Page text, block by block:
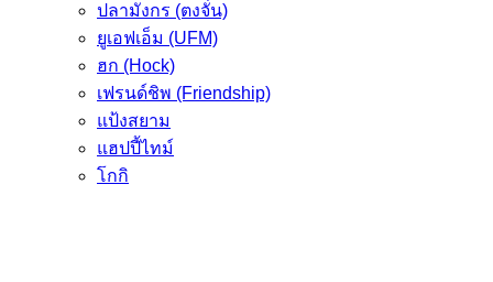
ปลามังกร (ตงจั่น)
ยูเอฟเอ็ม (UFM)
ฮก (Hock)
เฟรนด์ชิพ (Friendship)
แป้งสยาม
แฮปปี้ไทม์
โกกิ